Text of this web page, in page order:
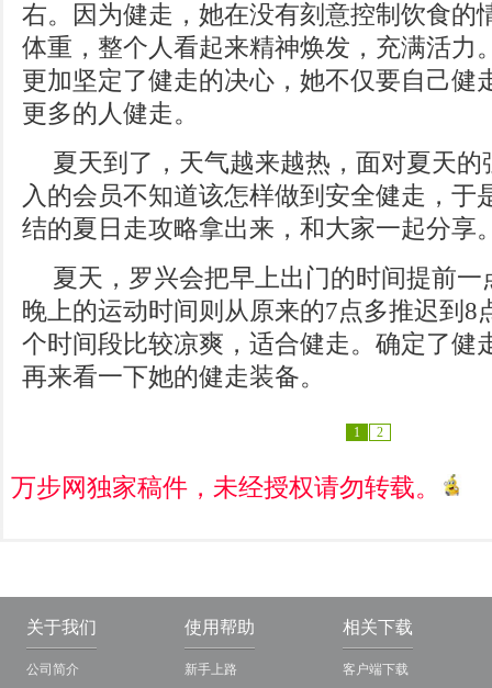
右。因为健走，她在没有刻意控制饮食的
体重，整个人看起来精神焕发，充满活力
更加坚定了健走的决心，她不仅要自己健
更多的人健走。
夏天到了，天气越来越热，面对夏天
入的会员不知道该怎样做到安全健走，于
结的夏日走攻略拿出来，和大家一起分享
夏天，罗兴会把早上出门的时间提前一
晚上的运动时间则从原来的7点多推迟到8
个时间段比较凉爽，适合健走。确定了健
再来看一下她的健走装备。
1 2
万步网独家稿件，未经授权请勿转载。
关于我们
公司简介
使用帮助
新手上路
相关下载
客户端下载